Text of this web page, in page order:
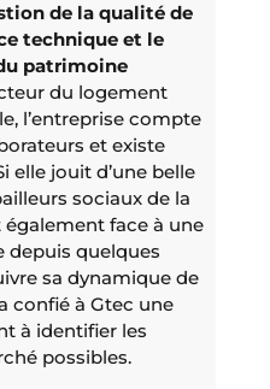
de la qualité de
technique et le
patrimoine
du logement
l’entreprise compte
et existe
elle jouit d’une belle
sociaux de la
également face à une
depuis quelques
sa dynamique de
confié à Gtec une
à identifier les
possibles.